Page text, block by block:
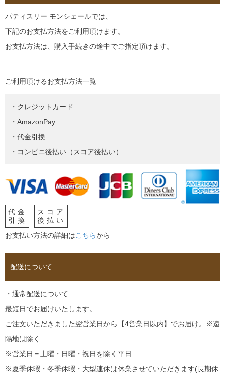
パティスリー モンシェールでは、
下記のお支払方法をご利用頂けます。
お支払方法は、購入手続きの途中でご指定頂けます。
ご利用頂けるお支払方法一覧
・クレジットカード
・AmazonPay
・代金引換
・コンビニ後払い（スコア後払い）
代金
引換
スコア
後払い
お支払い方法の詳細はこちらから
配送について
・通常配送について
最短日でお届けいたします。
ご注文いただきました翌営業日から【4営業日以内】でお届け。※遠
隔地は除く
※営業日＝土曜・日曜・祝日を除く平日
※夏季休暇・冬季休暇・大型連休は休業させていただきます(長期休